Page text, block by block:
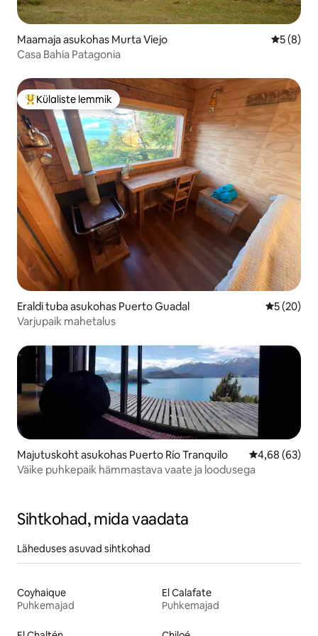
Maamaja asukohas Murta Viejo
5 (8)
Casa Bahía Patagonia
Külaliste suur lemmik
Külaliste lemmik
Eraldi tuba asukohas Puerto Guadal Keskmine
5 (20)
Varjupaik mahetalus
Majutuskoht asukohas Puerto Río Tranquilo Keskmine
4,68 (63)
Väike puhkepaik hämmastava vaate ja loodusega
Sihtkohad, mida vaadata
Läheduses asuvad sihtkohad
Coyhaique
Puhkemajad
El Calafate
Puhkemajad